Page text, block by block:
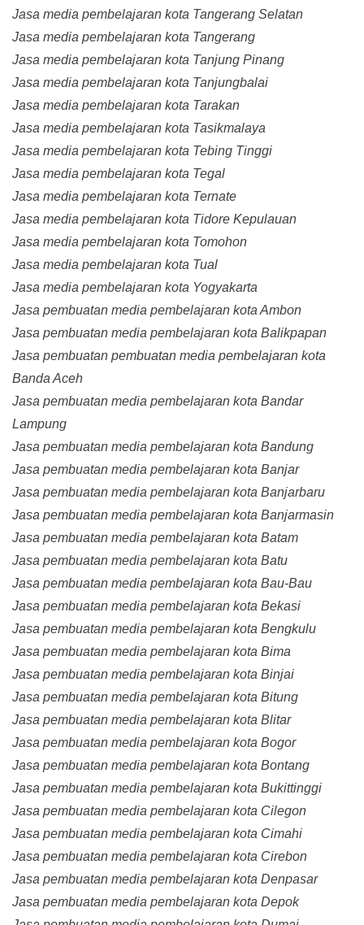
Jasa media pembelajaran kota Tangerang Selatan
Jasa media pembelajaran kota Tangerang
Jasa media pembelajaran kota Tanjung Pinang
Jasa media pembelajaran kota Tanjungbalai
Jasa media pembelajaran kota Tarakan
Jasa media pembelajaran kota Tasikmalaya
Jasa media pembelajaran kota Tebing Tinggi
Jasa media pembelajaran kota Tegal
Jasa media pembelajaran kota Ternate
Jasa media pembelajaran kota Tidore Kepulauan
Jasa media pembelajaran kota Tomohon
Jasa media pembelajaran kota Tual
Jasa media pembelajaran kota Yogyakarta
Jasa pembuatan media pembelajaran kota Ambon
Jasa pembuatan media pembelajaran kota Balikpapan
Jasa pembuatan pembuatan media pembelajaran kota
Banda Aceh
Jasa pembuatan media pembelajaran kota Bandar
Lampung
Jasa pembuatan media pembelajaran kota Bandung
Jasa pembuatan media pembelajaran kota Banjar
Jasa pembuatan media pembelajaran kota Banjarbaru
Jasa pembuatan media pembelajaran kota Banjarmasin
Jasa pembuatan media pembelajaran kota Batam
Jasa pembuatan media pembelajaran kota Batu
Jasa pembuatan media pembelajaran kota Bau-Bau
Jasa pembuatan media pembelajaran kota Bekasi
Jasa pembuatan media pembelajaran kota Bengkulu
Jasa pembuatan media pembelajaran kota Bima
Jasa pembuatan media pembelajaran kota Binjai
Jasa pembuatan media pembelajaran kota Bitung
Jasa pembuatan media pembelajaran kota Blitar
Jasa pembuatan media pembelajaran kota Bogor
Jasa pembuatan media pembelajaran kota Bontang
Jasa pembuatan media pembelajaran kota Bukittinggi
Jasa pembuatan media pembelajaran kota Cilegon
Jasa pembuatan media pembelajaran kota Cimahi
Jasa pembuatan media pembelajaran kota Cirebon
Jasa pembuatan media pembelajaran kota Denpasar
Jasa pembuatan media pembelajaran kota Depok